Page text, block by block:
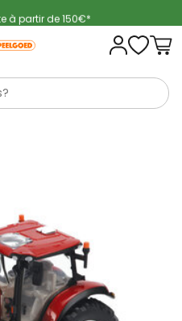
à partir de 150€*
rapide